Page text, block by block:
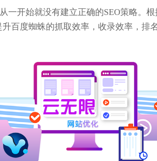
一开始就没有建立正确的SEO策略。
百度蜘蛛的抓取效率，收录效率，排